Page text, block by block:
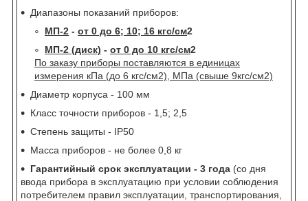
Диапазоны показаний приборов:
МП-2 - от 0 до 6; 10; 16 кгс/см2
МП-2 (диск) - от 0 до 10 кгс/см2
По заказу приборы поставляются в единицах
измерения кПа (до 6 кгс/см2), МПа (свыше 9кгс/см2)
Диаметр корпуса - 100 мм
Класс точности приборов - 1,5; 2,5
Степень защиты - IP50
Масса приборов - не более 0,8 кг
Гарантийный срок эксплуатации - 3 года (со дня
ввода прибора в эксплуатацию при условии соблюдения
потребителем правил эксплуатации, транспортирования,